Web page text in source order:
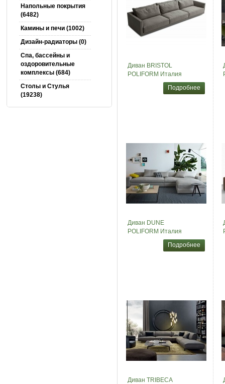
Напольные покрытия
(6482)
Камины и печи (1002)
Дизайн-радиаторы (0)
Спа, бассейны и
оздоровительные
комплексы (684)
Столы и Cтулья
(19238)
Диван BRISTOL
POLIFORM Италия
Подробнее
Диван DUNE
POLIFORM Италия
Подробнее
Диван TRIBECA